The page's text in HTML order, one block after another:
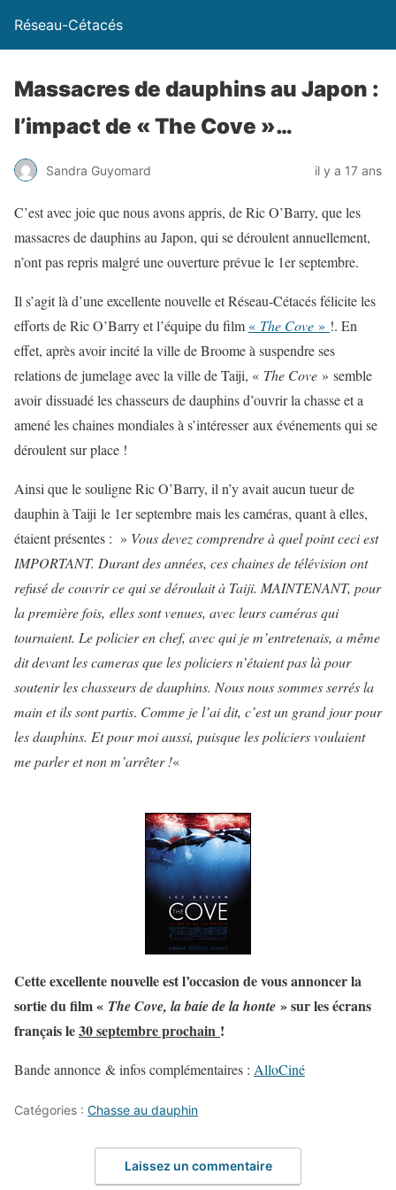
Réseau-Cétacés
Massacres de dauphins au Japon :
l’impact de « The Cove »…
Sandra Guyomard il y a 17 ans
C’est avec joie que nous avons appris, de Ric O’Barry, que les
massacres de dauphins au Japon, qui se déroulent annuellement,
n’ont pas repris malgré une ouverture prévue le 1er septembre.
Il s’agit là d’une excellente nouvelle et Réseau-Cétacés félicite les
efforts de Ric O’Barry et l’équipe du film « The Cove » !. En
effet, après avoir incité la ville de Broome à suspendre ses
relations de jumelage avec la ville de Taiji, « The Cove » semble
avoir dissuadé les chasseurs de dauphins d’ouvrir la chasse et a
amené les chaines mondiales à s’intéresser aux événements qui se
déroulent sur place !
Ainsi que le souligne Ric O’Barry, il n’y avait aucun tueur de
dauphin à Taiji le 1er septembre mais les caméras, quant à elles,
étaient présentes : » Vous devez comprendre à quel point ceci est
IMPORTANT. Durant des années, ces chaines de télévision ont
refusé de couvrir ce qui se déroulait à Taiji. MAINTENANT, pour
la première fois, elles sont venues, avec leurs caméras qui
tournaient. Le policier en chef, avec qui je m’entretenais, a même
dit devant les cameras que les policiers n’étaient pas là pour
soutenir les chasseurs de dauphins. Nous nous sommes serrés la
main et ils sont partis. Comme je l’ai dit, c’est un grand jour pour
les dauphins. Et pour moi aussi, puisque les policiers voulaient
me parler et non m’arrêter !«
Cette excellente nouvelle est l’occasion de vous annoncer la
sortie du film « The Cove, la baie de la honte » sur les écrans
français le30 septembre prochain !
Bande annonce & infos complémentaires : AlloCiné
Catégories : Chasse au dauphin
Laissez un commentaire